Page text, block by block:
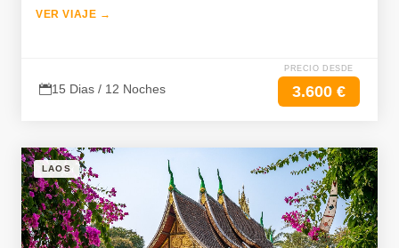
VER VIAJE →
15 Dias / 12 Noches
PRECIO DESDE
3.600 €
LAOS